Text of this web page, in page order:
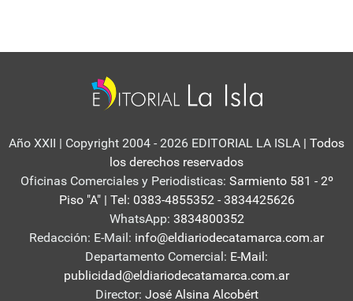
Año XXII | Copyright 2004 - 2026 EDITORIAL LA ISLA | Todos
los derechos reservados
Oficinas Comerciales y Periodisticas: Sarmiento 581 - 2º
Piso "A" | Tel: 0383-4855352 - 3834425626
WhatsApp: 3834800352
Redacción: E-Mail: info@eldiariodecatamarca.com.ar
Departamento Comercial: E-Mail:
publicidad@eldiariodecatamarca.com.ar
Director: José Alsina Alcobért